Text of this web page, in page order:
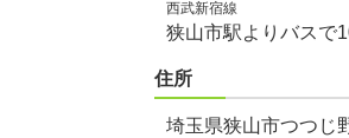
西武新宿線
狭山市駅よりバスで
住所
埼玉県狭山市つつじ